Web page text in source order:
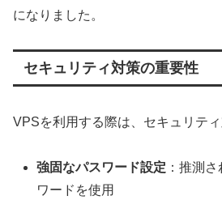
になりました。
セキュリティ対策の重要性
VPSを利用する際は、セキュリティ
強固なパスワード設定 ：推測
ワードを使用